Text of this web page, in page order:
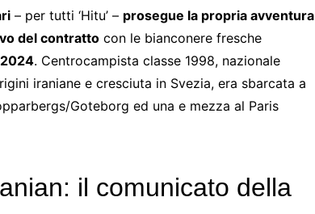
– per tutti ‘Hitu’ – prosegue la propria avventura
del contratto con le bianconere fresche
. Centrocampista classe 1998, nazionale
iraniane e cresciuta in Svezia, era sbarcata a
Goteborg ed una e mezza al Paris
il comunicato della